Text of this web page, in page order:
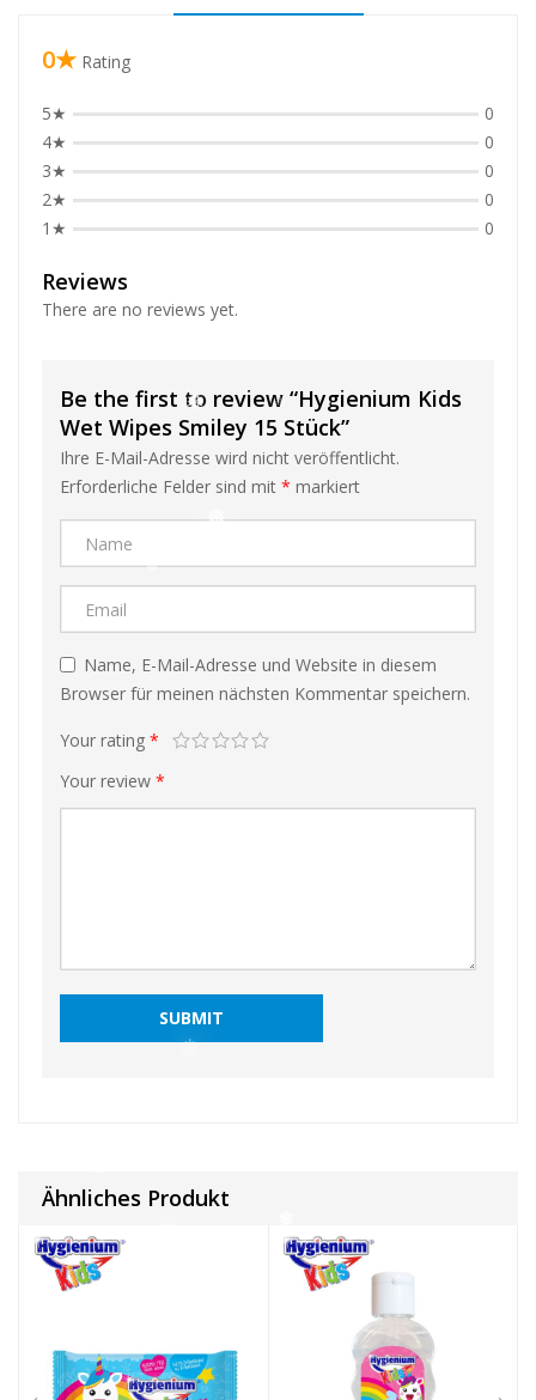
0★ Rating
5★
0
4★
0
3★
0
2★
0
1★
0
Reviews
There are no reviews yet.
Be the first to review “Hygienium Kids
Wet Wipes Smiley 15 Stück”
Ihre E-Mail-Adresse wird nicht veröffentlicht.
Erforderliche Felder sind mit * markiert
Name, E-Mail-Adresse und Website in diesem
Browser für meinen nächsten Kommentar speichern.
Your rating *
Your review *
Ähnliches Produkt
❅
❅
❅
❅